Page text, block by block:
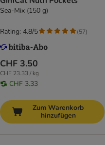
Sea-Mix (150 g)
CHF 3.50
CHF 23.33 / kg
CHF 3.33
Rating: 4.8/5 (57)
Zum Warenkorb
hinzufügen